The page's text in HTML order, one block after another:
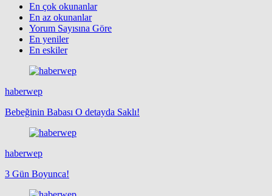
En çok okunanlar
En az okunanlar
Yorum Sayısına Göre
En yeniler
En eskiler
haberwep
Bebeğinin Babası O detayda Saklı!
haberwep
3 Gün Boyunca!